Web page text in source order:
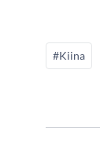
#Kiina